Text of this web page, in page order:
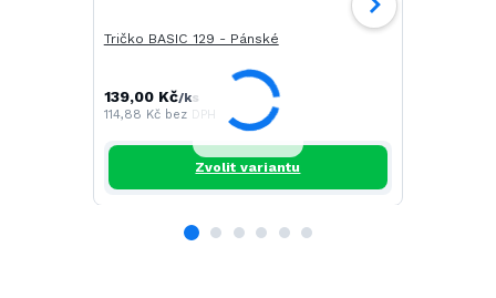
Tričko BASIC 129 - Pánské
139,00 Kč/ks
114,88 Kč bez DPH
Zvolit variantu